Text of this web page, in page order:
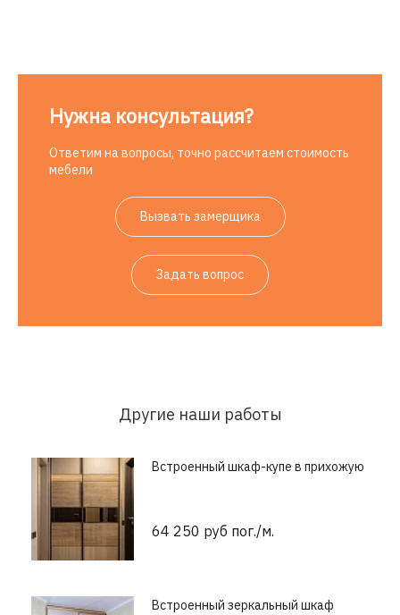
Нужна консультация?
Ответим на вопросы, точно рассчитаем стоимость
мебели
Вызвать замерщика
Задать вопрос
Другие наши работы
Встроенный шкаф-купе в прихожую
64 250 руб пог./м.
Встроенный зеркальный шкаф